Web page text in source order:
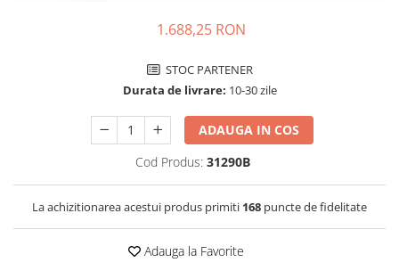
Invertoare Off-grid
Controlere solare
Sisteme de stocare energie
1.688,25 RON
STOC PARTENER
Durata de livrare: 10-30 zile
ADAUGA IN COS
Cod Produs: 31290B
La achizitionarea acestui produs primiti 168 puncte de fidelitate
Adauga la Favorite